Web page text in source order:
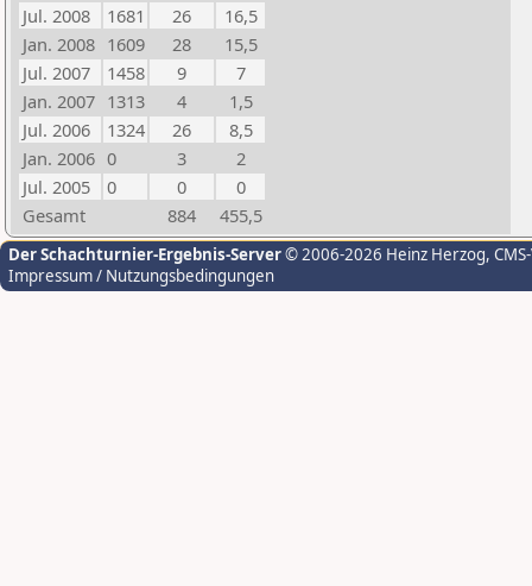
Jul. 2008
1681 26
16,5
Jan. 2008 1609 28
15,5
Jul. 2007
1458 9
7
Jan. 2007 1313 4
1,5
Jul. 2006
1324 26
8,5
Jan. 2006 0 3
2
Jul. 2005
0 0
0
Gesamt
884 455,5
Der Schachturnier-Ergebnis-Server© 2006-2026 Heinz Herzog,
Impressum / Nutzungsbedingungen